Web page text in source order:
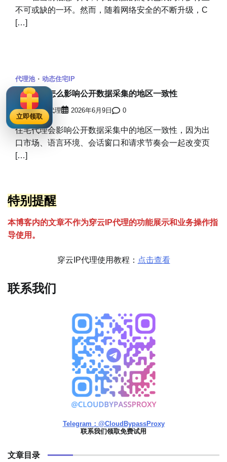
不可或缺的一环。然而，随着网络安全的不断升级，C
[…]
代理池 动态住宅IP
住宅代理怎么影响公开数据采集的地区一致性
穿云海外IP代理 2026年6月9日 0
住宅代理会影响公开数据采集中的地区一致性，因为出
口市场、语言环境、会话窗口和请求节奏会一起改变页
[…]
特别提醒
本博客内的文章不作为穿云 P代理的功能展示和业务操作指
导使用。
穿云IP代理使用教程： 点击查看
联系我们
Telegram：@CloudBypassProxy
联系我们领取免费试用
文章目录
立即领取